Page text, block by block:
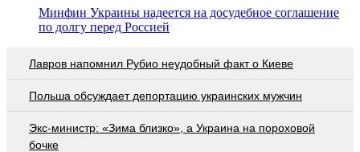
Минфин Украины надеется на досудебное соглашение
по долгу перед Россией
Лавров напомнил Рубио неудобный факт о Киеве
Польша обсуждает депортацию украинских мужчин
Экс-министр: «Зима близко», а Украина на пороховой
бочке